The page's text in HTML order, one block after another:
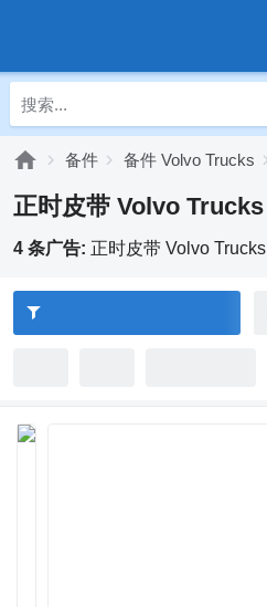
备件 备件 Volvo Trucks
正时皮带 Volvo Trucks
4 条广告: 正时皮带 Volvo Trucks